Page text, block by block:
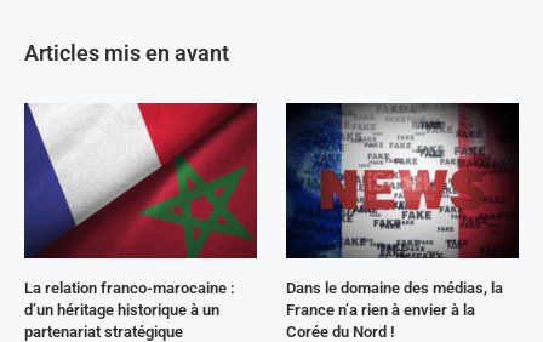
Articles mis en avant
La relation franco-marocaine :
d’un héritage historique à un
partenariat stratégique
Dans le domaine des médias, la
France n’a rien à envier à la
Corée du Nord !